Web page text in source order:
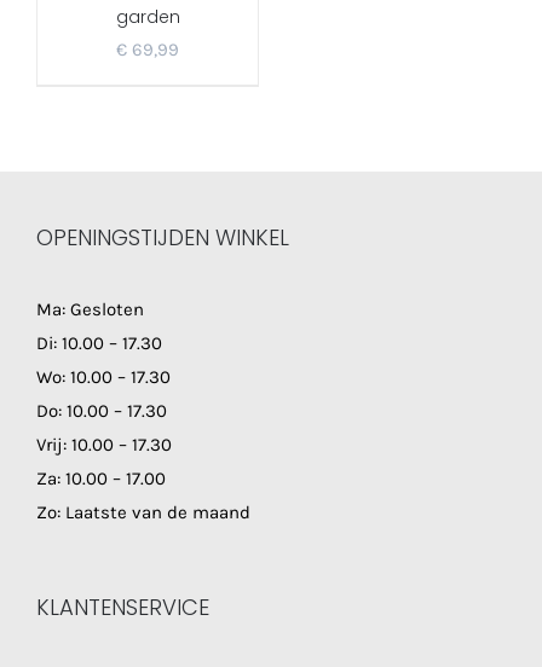
garden
€ 69,99
OPENINGSTIJDEN WINKEL
Ma: Gesloten
Di: 10.00 – 17.30
Wo: 10.00 – 17.30
Do: 10.00 – 17.30
Vrij: 10.00 – 17.30
Za: 10.00 – 17.00
Zo: Laatste van de maand
KLANTENSERVICE